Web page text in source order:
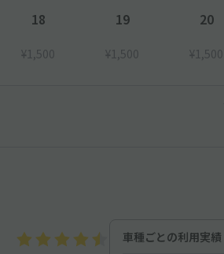
18
¥1,500
19
¥1,500
20
¥1,500
車種ごとの利用実績